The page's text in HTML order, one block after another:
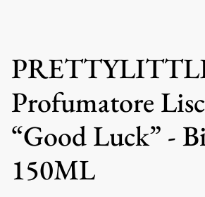
Profumatore
“Good Luck” -
150ML